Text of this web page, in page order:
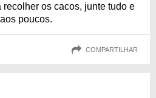
os cacos, junte tudo e
poucos.
COMPARTILHAR